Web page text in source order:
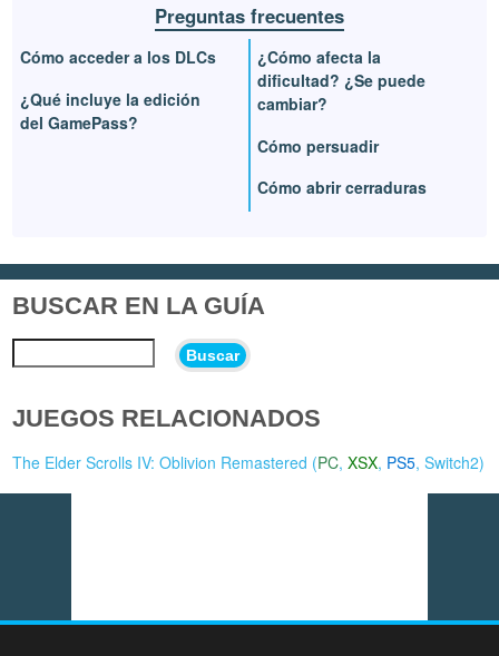
Preguntas frecuentes
Cómo acceder a los DLCs
¿Qué incluye la edición
del GamePass?
¿Cómo afecta la
dificultad? ¿Se puede
cambiar?
Cómo persuadir
Cómo abrir cerraduras
BUSCAR EN LA GUÍA
Buscar
JUEGOS RELACIONADOS
The Elder Scrolls IV: Oblivion Remastered (PC,XSX, PS5,Switch2)